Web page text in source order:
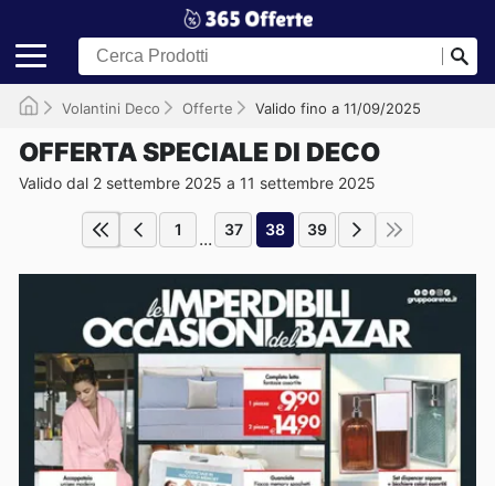
Volantini Deco Offerte Valido fino a 11/09/2025
OFFERTA SPECIALE DI DECO
Valido dal 2 settembre 2025 a 11 settembre 2025
1 ... 37 38 39